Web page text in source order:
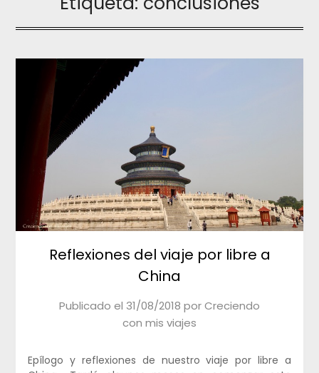
Reflexiones del viaje por libre a
China
Publicado el 31/08/2018 porCreciendo
con mis viajes
Epílogo y reflexiones de nuestro viaje por libre a